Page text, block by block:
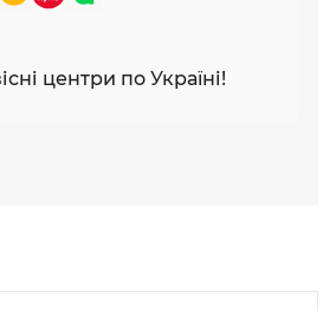
центри по Україні!